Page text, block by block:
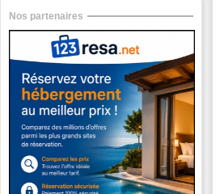
Nos partenaires